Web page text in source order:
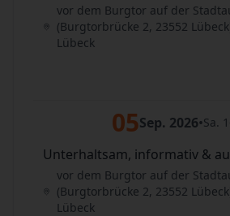
vor dem Burgtor auf der
(Burgtorbrücke 2, 23552
Lübeck
05Sep. 2026•Sa.
Unterhaltsam, informativ &
vor dem Burgtor auf der
(Burgtorbrücke 2, 23552
Lübeck